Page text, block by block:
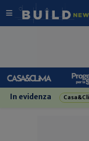
In evidenza